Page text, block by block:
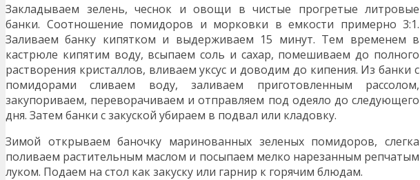
Закладываем зелень, чеснок и овощи в чистые прогретые литровые
банки. Соотношение помидоров и морковки в емкости примерно 3:1.
Заливаем банку кипятком и выдерживаем 15 минут. Тем временем в
кастрюле кипятим воду, всыпаем соль и сахар, помешиваем до полного
растворения кристаллов, вливаем уксус и доводим до кипения. Из банки с
помидорами сливаем воду, заливаем приготовленным рассолом,
закупориваем, переворачиваем и отправляем под одеяло до следующего
дня. Затем банки с закуской убираем в подвал или кладовку.
Зимой открываем баночку маринованных зеленых помидоров, слегка
поливаем растительным маслом и посыпаем мелко нарезанным репчатым
луком. Подаем на стол как закуску или гарнир к горячим блюдам.